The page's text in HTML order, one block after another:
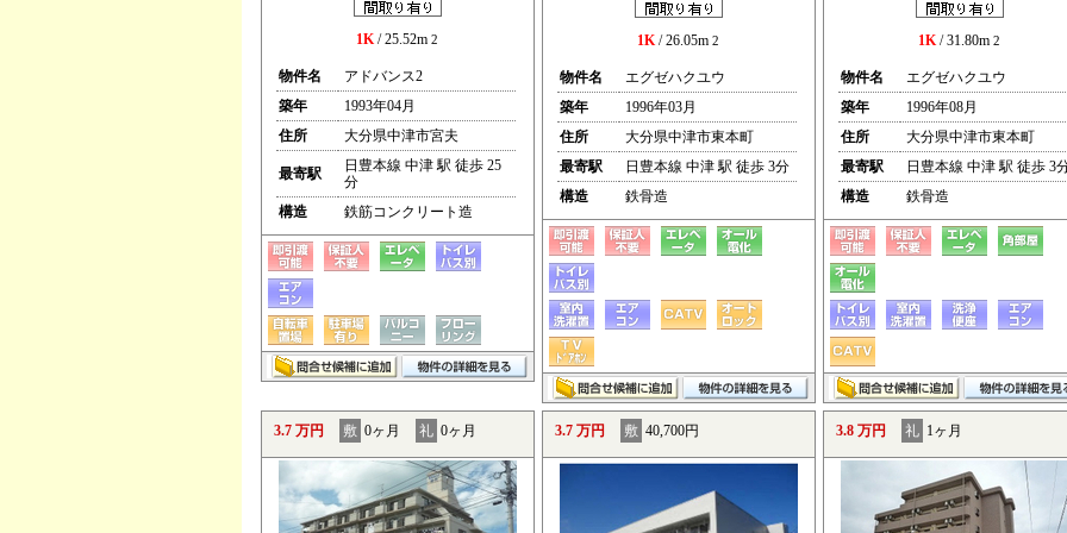
1K/ 25.52m 2
物件名
アドバンス2
築年
1993年04月
住所
大分県中津市宮夫
最寄駅
日豊本線 中津 駅 徒歩 25
分
構造
鉄筋コンクリート造
1K/ 26.05m 2
物件名
エグゼハクユウ
築年
1996年03月
住所
大分県中津市東本町
最寄駅
日豊本線 中津 駅 徒歩 3分
構造
鉄骨造
1K/ 31.80m 2
物件名
エグゼハクユウ
築年
1996年08月
住所
大分県中津市東本町
最寄駅
日豊本線 中津 駅 徒歩 3
構造
鉄骨造
3.7 万円 敷 0ヶ月 礼 0ヶ月 3.7 万円 敷 40,700円 3.8 万円 礼 1ヶ月